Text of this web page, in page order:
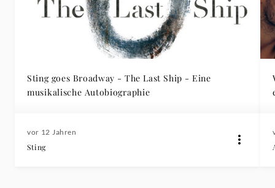
Sting goes Broadway - The Last Ship - Eine
musikalische Autobiographie
vor 12 Jahren
Sting